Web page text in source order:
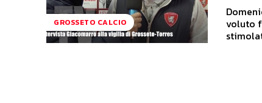
GROSSETO CALCIO
voluto